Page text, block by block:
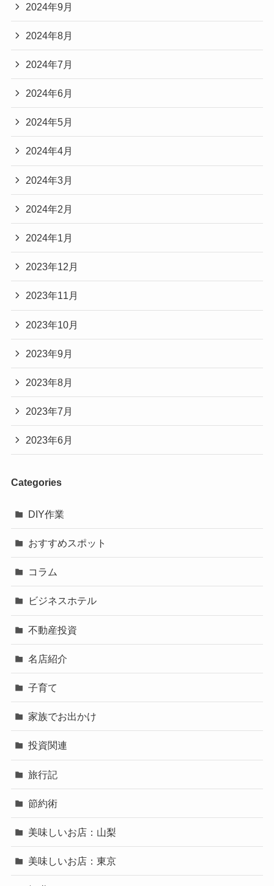
2024年9月
2024年8月
2024年7月
2024年6月
2024年5月
2024年4月
2024年3月
2024年2月
2024年1月
2023年12月
2023年11月
2023年10月
2023年9月
2023年8月
2023年7月
2023年6月
Categories
DIY作業
おすすめスポット
コラム
ビジネスホテル
不動産投資
名店紹介
子育て
家族でお出かけ
投資関連
旅行記
節約術
美味しいお店：山梨
美味しいお店：東京